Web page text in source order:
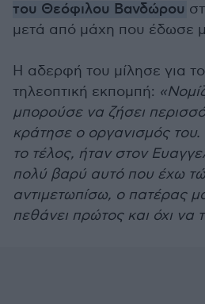
του Θεόφιλου Βανδώρου
μετά από μάχη που έδωσε
Η αδερφή του μίλησε για
τηλεοπτική εκπομπή:
μπορούσε να ζήσει
κράτησε ο οργανισμός του.
το τέλος, ήταν στον
πολύ βαρύ αυτό που έχω
αντιμετωπίσω, ο πατέρας
πεθάνει πρώτος και όχι να